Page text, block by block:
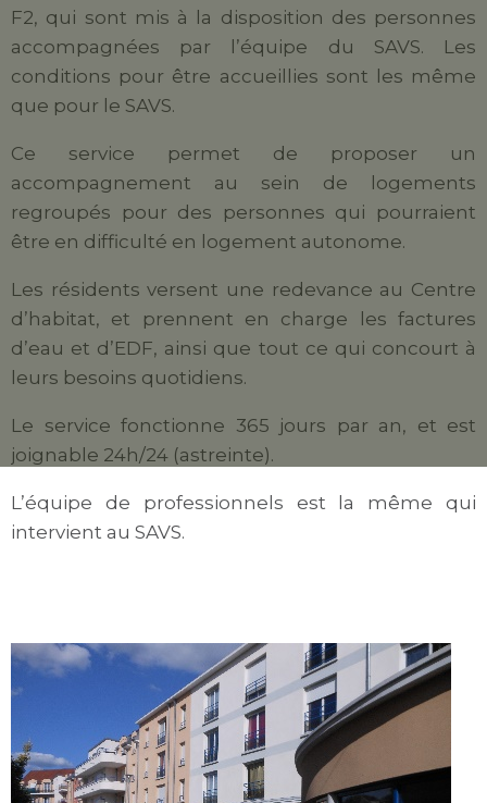
F2, qui sont mis à la disposition des personnes
accompagnées par l’équipe du SAVS. Les
conditions pour être accueillies sont les même
que pour le SAVS.
Ce service permet de proposer un
accompagnement au sein de logements
regroupés pour des personnes qui pourraient
être en difficulté en logement autonome.
Les résidents versent une redevance au Centre
d’habitat, et prennent en charge les factures
d’eau et d’EDF, ainsi que tout ce qui concourt à
leurs besoins quotidiens.
Le service fonctionne 365 jours par an, et est
joignable 24h/24 (astreinte).
L’équipe de professionnels est la même qui
intervient au SAVS.